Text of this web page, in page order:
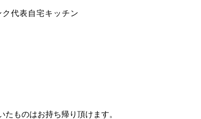
ク代表自宅キッチン
ものはお持ち帰り頂けます。